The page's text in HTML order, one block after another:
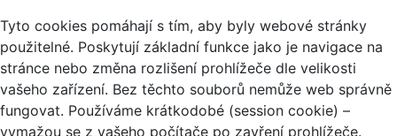
Tyto cookies pomáhají s tím, aby byly webové stránky
použitelné. Poskytují základní funkce jako je navigace na
stránce nebo změna rozlišení prohlížeče dle velikosti
vašeho zařízení. Bez těchto souborů nemůže web správně
fungovat. Používáme krátkodobé (session cookie) –
vymažou se z vašeho počítače po zavření prohlížeče.